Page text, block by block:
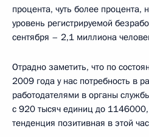
процента, чуть более процента,
уровень регистрируемой
сентября – 2,1 миллиона
Отрадно заметить, что по
2009 года у нас потребность в
работодателями в органы
с 920 тысяч единиц до 1146000,
тенденция позитивная в этой